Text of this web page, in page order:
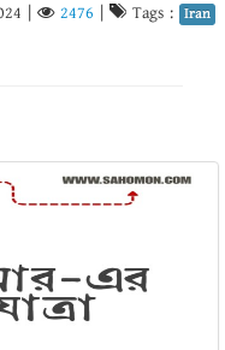
2476 Tags : Iran